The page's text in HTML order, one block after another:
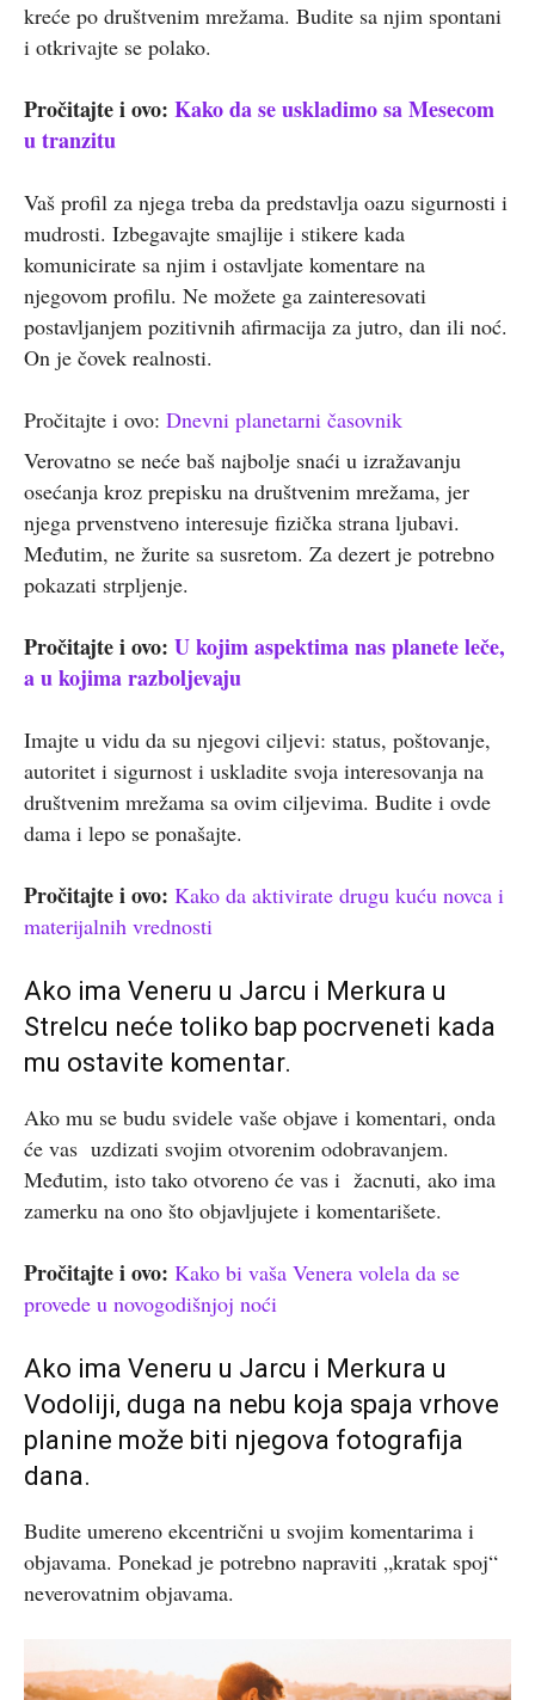
kreće po društvenim mrežama. Budite sa njim spontani
i otkrivajte se polako.
Pročitajte i ovo: Kako da se uskladimo sa Mesecom
u tranzitu
Vaš profil za njega treba da predstavlja oazu sigurnosti i
mudrosti. Izbegavajte smajlije i stikere kada
komunicirate sa njim i ostavljate komentare na
njegovom profilu. Ne možete ga zainteresovati
postavljanjem pozitivnih afirmacija za jutro, dan ili noć.
On je čovek realnosti.
Pročitajte i ovo: Dnevni planetarni časovnik
Verovatno se neće baš najbolje snaći u izražavanju
osećanja kroz prepisku na društvenim mrežama, jer
njega prvenstveno interesuje fizička strana ljubavi.
Međutim, ne žurite sa susretom. Za dezert je potrebno
pokazati strpljenje.
Pročitajte i ovo: U kojim aspektima nas planete leče,
a u kojima razboljevaju
Imajte u vidu da su njegovi ciljevi: status, poštovanje,
autoritet i sigurnost i uskladite svoja interesovanja na
društvenim mrežama sa ovim ciljevima. Budite i ovde
dama i lepo se ponašajte.
Pročitajte i ovo: Kako da aktivirate drugu kuću novca i
materijalnih vrednosti
Ako ima Veneru u Jarcu i Merkura u
Strelcu neće toliko bap pocrveneti kada
mu ostavite komentar.
Ako mu se budu svidele vaše objave i komentari, onda
će vas uzdizati svojim otvorenim odobravanjem.
Međutim, isto tako otvoreno će vas i žacnuti, ako ima
zamerku na ono što objavljujete i komentarišete.
Pročitajte i ovo: Kako bi vaša Venera volela da se
provede u novogodišnjoj noći
Ako ima Veneru u Jarcu i Merkura u
Vodoliji, duga na nebu koja spaja vrhove
planine može biti njegova fotografija
dana.
Budite umereno ekcentrični u svojim komentarima i
objavama. Ponekad je potrebno napraviti „kratak spoj“
neverovatnim objavama.